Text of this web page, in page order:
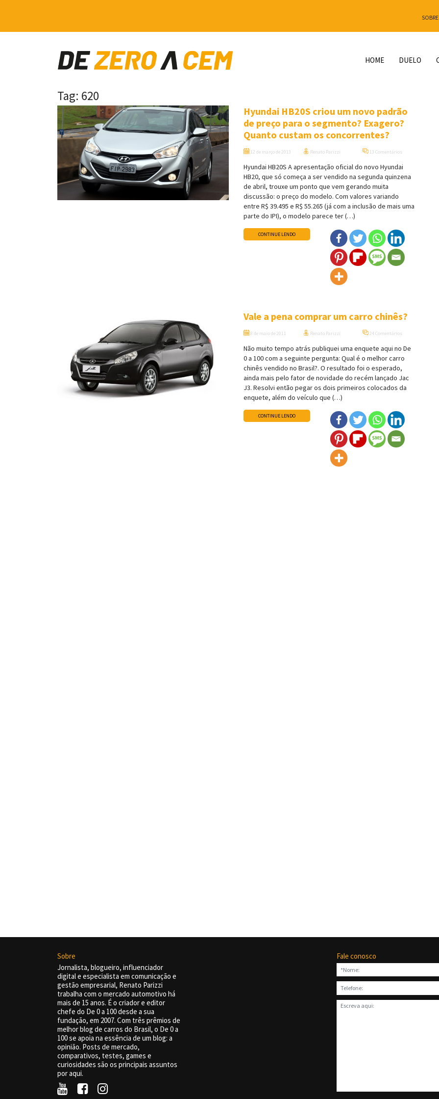
SOBRE
Main Navigation HOME DUELO
Tag: 620
Hyundai HB20S criou um novo padrão
de preço para o segmento? Exagero?
Quanto custam os concorrentes?
12 de março de 2013 Renato Parizzi 13 Comentários
Hyundai HB20S A apresentação oficial do novo Hyundai
HB20, que só começa a ser vendido na segunda quinzena
de abril, trouxe um ponto que vem gerando muita
discussão: o preço do modelo. Com valores variando
entre R$ 39.495 e R$ 55.265 (já com a inclusão de mais uma
parte do IPI), o modelo parece ter (…)
CONTINUE LENDO
Vale a pena comprar um carro chinês?
8 de maio de 2011 Renato Parizzi 24 Comentários
Não muito tempo atrás publiquei uma enquete aqui no De
0 a 100 com a seguinte pergunta: Qual é o melhor carro
chinês vendido no Brasil?. O resultado foi o esperado,
ainda mais pelo fator de novidade do recém lançado Jac
J3. Resolvi então pegar os dois primeiros colocados da
enquete, além do veículo que (…)
CONTINUE LENDO
Sobre
Jornalista, blogueiro, influenciador
digital e especialista em comunicação e
gestão empresarial, Renato Parizzi
trabalha com o mercado automotivo há
mais de 15 anos. É o criador e editor
chefe do De 0 a 100 desde a sua
fundação, em 2007. Com três prêmios de
melhor blog de carros do Brasil, o De 0 a
100 se apoia na essência de um blog: a
opinião. Posts de mercado,
comparativos, testes, games e
curiosidades são os principais assuntos
por aqui.
Fale conosco